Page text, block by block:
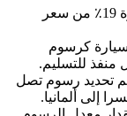
في ألمانيا، تبلغ الرسوم الجمركية للسيارة 19٪ من سعر
من نسبة السيارة كرسوم
منفذ للتسليم.
تحديد رسوم تصل